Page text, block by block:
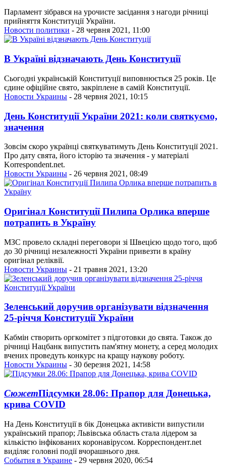
Парламент зібрався на урочисте засідання з нагоди річниці
прийняття Конституції України.
Новости политики - 28 червня 2021, 11:00
В Україні відзначають День Конституції
Сьогодні українській Конституції виповнюється 25 років. Це
єдине офіційне свято, закріплене в самій Конституції.
Новости Украины - 28 червня 2021, 10:15
День Конституції України 2021: коли святкуємо,
значення
Зовсім скоро українці святкуватимуть День Конституції 2021.
Про дату свята, його історію та значення - у матеріалі
Korrespondent.net.
Новости Украины - 26 червня 2021, 08:49
Оригінал Конституції Пилипа Орлика вперше
потрапить в Україну
МЗС провело складні переговори зі Швецією щодо того, щоб
до 30 річниці незалежності України привезти в країну
оригінал реліквії.
Новости Украины - 21 травня 2021, 13:20
Зеленський доручив організувати відзначення
25-річчя Конституції України
Кабмін створить оргкомітет з підготовки до свята. Також до
річниці Нацбанк випустить пам'ятну монету, а серед молодих
вчених проведуть конкурс на кращу наукову роботу.
Новости Украины - 30 березня 2021, 14:58
СюжетПідсумки 28.06: Прапор для Донецька,
крива COVID
На День Конституції в бік Донецька активісти випустили
український прапор; Львівська область стала лідером за
кількістю інфікованих коронавірусом. Корреспондент.net
виділяє головні події вчорашнього дня.
События в Украине - 29 червня 2020, 06:54